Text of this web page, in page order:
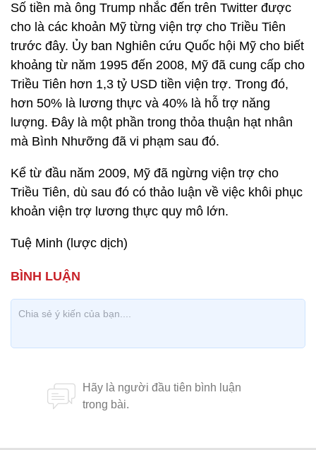
Số tiền mà ông Trump nhắc đến trên Twitter được
cho là các khoản Mỹ từng viện trợ cho Triều Tiên
trước đây. Ủy ban Nghiên cứu Quốc hội Mỹ cho biết
khoảng từ năm 1995 đến 2008, Mỹ đã cung cấp cho
Triều Tiên hơn 1,3 tỷ USD tiền viện trợ. Trong đó,
hơn 50% là lương thực và 40% là hỗ trợ năng
lượng. Đây là một phần trong thỏa thuận hạt nhân
mà Bình Nhưỡng đã vi phạm sau đó.
Kể từ đầu năm 2009, Mỹ đã ngừng viện trợ cho
Triều Tiên, dù sau đó có thảo luận về việc khôi phục
khoản viện trợ lương thực quy mô lớn.
Tuệ Minh (lược dịch)